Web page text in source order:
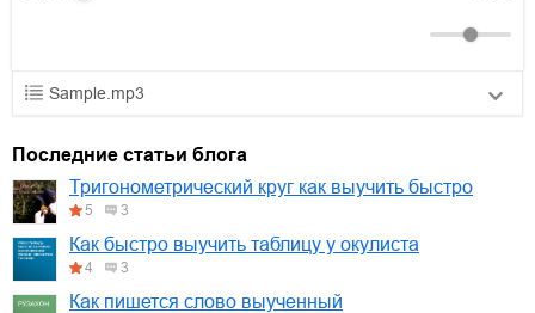
Sample.mp3
02.mp3
03.mp3
Последние статьи блога
Тригонометрический круг как выучить быстро
5 3
Как быстро выучить таблицу у окулиста
4 3
Как пишется слово выученный